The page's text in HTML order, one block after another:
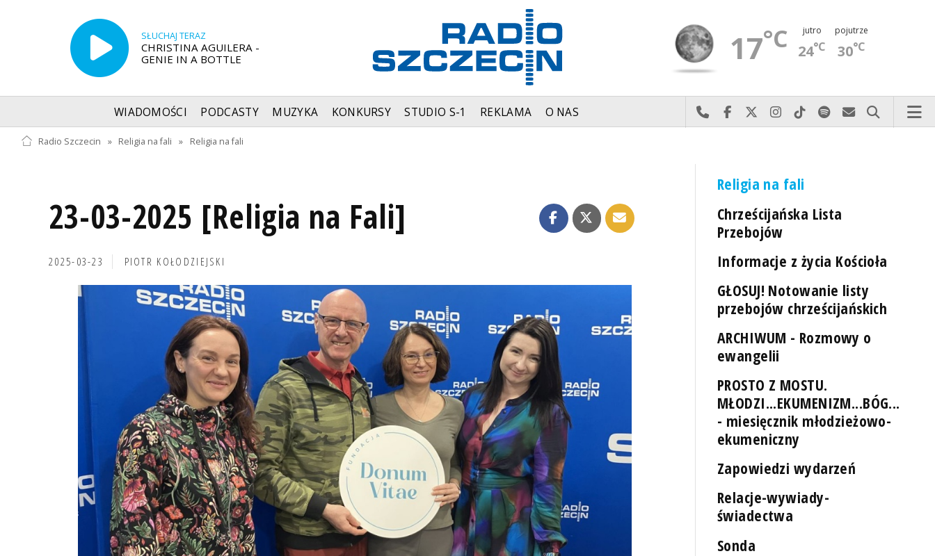
SŁUCHAJ TERAZ
CHRISTINA AGUILERA -
GENIE IN A BOTTLE
17°C jutro
24°C
pojutrze
30°C
WIADOMOŚCI PODCASTY MUZYKA KONKURSY STUDIO S-1 REKLAMA O NAS Najlepiej po prostu do nas zadzwoń
Odwiedź nas na Facebook-u
Odwiedź nas na X
Odwiedź nas na Instagram-ie
Odwiedź nas na TikTok-u
Szukaj nas na Spotify
Wyślij do nas
Szukaj
Radio Szczecin » Religia na fali » Religia na fali
23-03-2025 [Religia na Fali]
2025-03-23 PIOTR KOŁODZIEJSKI
Religia na fali
Chrześcijańska Lista
Przebojów
Informacje z życia Kościoła
GŁOSUJ! Notowanie listy
przebojów chrześcijańskich
ARCHIWUM - Rozmowy o
ewangelii
PROSTO Z MOSTU.
MŁODZI...EKUMENIZM...BÓG...
- miesięcznik młodzieżowo-
ekumeniczny
Zapowiedzi wydarzeń
Relacje-wywiady-
świadectwa
Sonda